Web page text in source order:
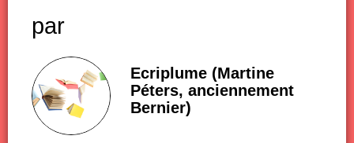
par
Ecriplume (Martine
Péters, anciennement
Bernier)